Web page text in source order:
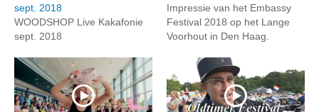
sept. 2018
WOODSHOP Live Kakafonie
sept. 2018
Impressie van het Embassy
Festival 2018 op het Lange
Voorhout in Den Haag.